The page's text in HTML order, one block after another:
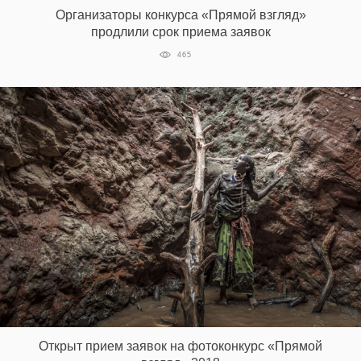
Организаторы конкурса «Прямой взгляд»
продлили срок приема заявок
465
Открыт прием заявок на фотоконкурс «Прямой